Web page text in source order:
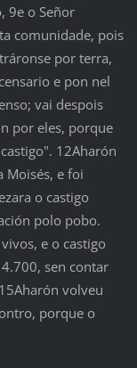
9e o Señor
comunidade, pois
por terra,
e pon nel
vai despois
por eles, porque
12Aharón
Moisés, e foi
o castigo
polo pobo.
e o castigo
sen contar
volveu
porque o